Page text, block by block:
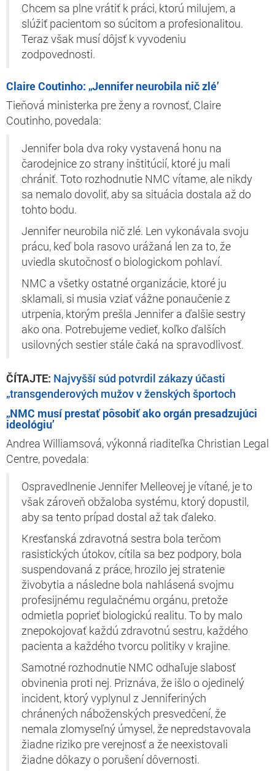
Chcem sa plne vrátiť k práci, ktorú milujem, a
slúžiť pacientom so súcitom a profesionalitou.
Teraz však musí dôjsť k vyvodeniu
zodpovednosti.
Claire Coutinho: „Jennifer neurobila nič zlé’
Tieňová ministerka pre ženy a rovnosť, Claire
Coutinho, povedala:
Jennifer bola dva roky vystavená honu na
čarodejnice zo strany inštitúcií, ktoré ju mali
chrániť. Toto rozhodnutie NMC vítame, ale nikdy
sa nemalo dovoliť, aby sa situácia dostala až do
tohto bodu.
Jennifer neurobila nič zlé. Len vykonávala svoju
prácu, keď bola rasovo urážaná len za to, že
uviedla skutočnosť o biologickom pohlaví.
NMC a všetky ostatné organizácie, ktoré ju
sklamali, si musia vziať vážne ponaučenie z
utrpenia, ktorým prešla Jennifer a ďalšie sestry
ako ona. Potrebujeme vedieť, koľko ďalších
usilovných sestier stále čaká na spravodlivosť.
ČÍTAJTE: Najvyšší súd potvrdil zákazy účasti
„transgenderových mužov v ženských športoch
„NMC musí prestať pôsobiť ako orgán presadzujúci
ideológiu’
Andrea Williamsová, výkonná riaditeľka Christian Legal
Centre, povedala:
Ospravedlnenie Jennifer Melleovej je vítané, je to
však zároveň obžaloba systému, ktorý dopustil,
aby sa tento prípad dostal až tak ďaleko.
Kresťanská zdravotná sestra bola terčom
rasistických útokov, cítila sa bez podpory, bola
suspendovaná z práce, hrozilo jej stratenie
živobytia a následne bola nahlásená svojmu
profesijnému regulačnému orgánu, pretože
odmietla poprieť biologickú realitu. To by malo
znepokojovať každú zdravotnú sestru, každého
pacienta a každého tvorcu politiky v krajine.
Samotné rozhodnutie NMC odhaľuje slabosť
obvinenia proti nej. Priznáva, že išlo o ojedinelý
incident, ktorý vyplynul z Jenniferiných
chránených náboženských presvedčení, že
nemala zlomyseľný úmysel, že nepredstavovala
žiadne riziko pre verejnosť a že neexistovali
žiadne dôkazy o porušení dôvernosti.